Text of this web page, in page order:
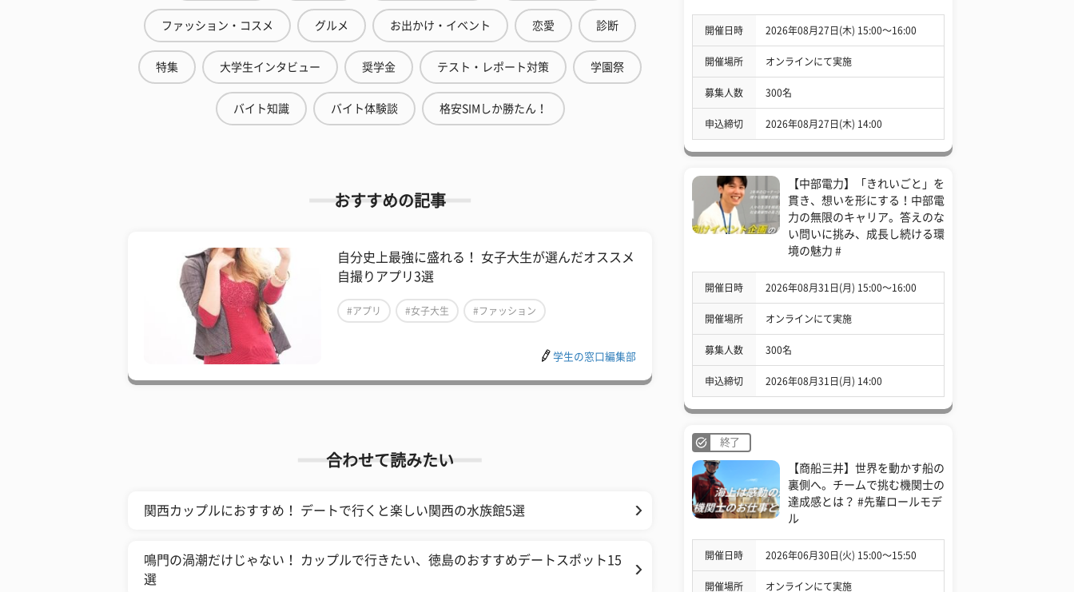
ファッション・コスメ グルメ お出かけ・イベント 恋愛 診断
特集 大学生インタビュー 奨学金 テスト・レポート対策 学園祭
バイト知識 バイト体験談 格安SIMしか勝たん！
おすすめの記事
自分史上最強に盛れる！ 女子大生が選んだオススメ
自撮りアプリ3選
#アプリ #女子大生 #ファッション
学生の窓口編集部
合わせて読みたい
関西カップルにおすすめ！ デートで行くと楽しい関西の水族館5選
鳴門の渦潮だけじゃない！ カップルで行きたい、徳島のおすすめデートスポット15
選
開催日時 2026年08月27日(木) 15:00〜16:00
開催場所 オンラインにて実施
募集人数 300名
申込締切 2026年08月27日(木) 14:00
【中部電力】「きれいごと」を
貫き、想いを形にする！中部電
力の無限のキャリア。答えのな
い問いに挑み、成長し続ける環
境の魅力 #
開催日時 2026年08月31日(月) 15:00〜16:00
開催場所 オンラインにて実施
募集人数 300名
申込締切 2026年08月31日(月) 14:00
終了
【商船三井】世界を動かす船の
裏側へ。チームで挑む機関士の
達成感とは？ #先輩ロールモデ
ル
開催日時 2026年06月30日(火) 15:00〜15:50
開催場所 オンラインにて実施